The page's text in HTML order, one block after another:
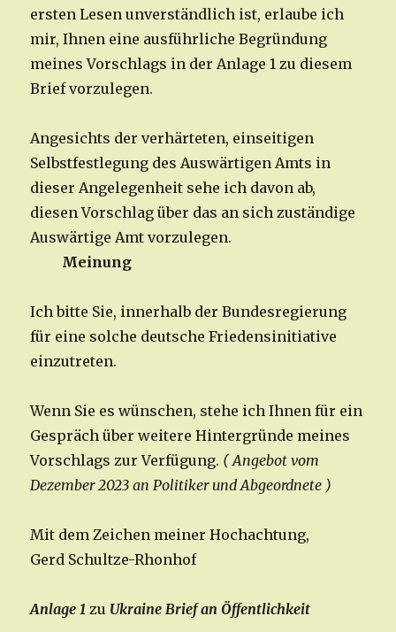
ersten Lesen unverständlich ist, erlaube ich
mir, Ihnen eine ausführliche Begründung
meines Vorschlags in der Anlage 1 zu diesem
Brief vorzulegen.
Angesichts der verhärteten, einseitigen
Selbstfestlegung des Auswärtigen Amts in
dieser Angelegenheit sehe ich davon ab,
diesen Vorschlag über das an sich zuständige
Auswärtige Amt vorzulegen.
Meinung
Ich bitte Sie, innerhalb der Bundesregierung
für eine solche deutsche Friedensinitiative
einzutreten.
Wenn Sie es wünschen, stehe ich Ihnen für ein
Gespräch über weitere Hintergründe meines
Vorschlags zur Verfügung. ( Angebot vom
Dezember 2023 an Politiker und Abgeordnete )
Mit dem Zeichen meiner Hochachtung,
Gerd Schultze-Rhonhof
Anlage 1zu Ukraine Brief an Öffentlichkeit